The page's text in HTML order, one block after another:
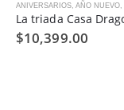
ANIVERSARIOS AÑO NUEVO
$10,399.00